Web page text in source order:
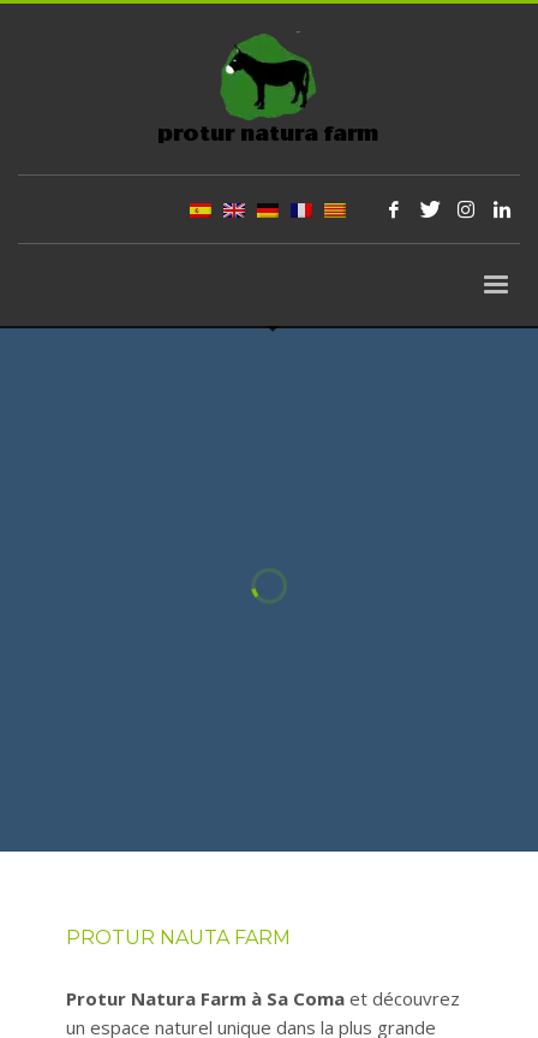
PROTUR NAUTA FARM
Protur Natura Farm à Sa Coma et découvrez
un espace naturel unique dans la plus grande